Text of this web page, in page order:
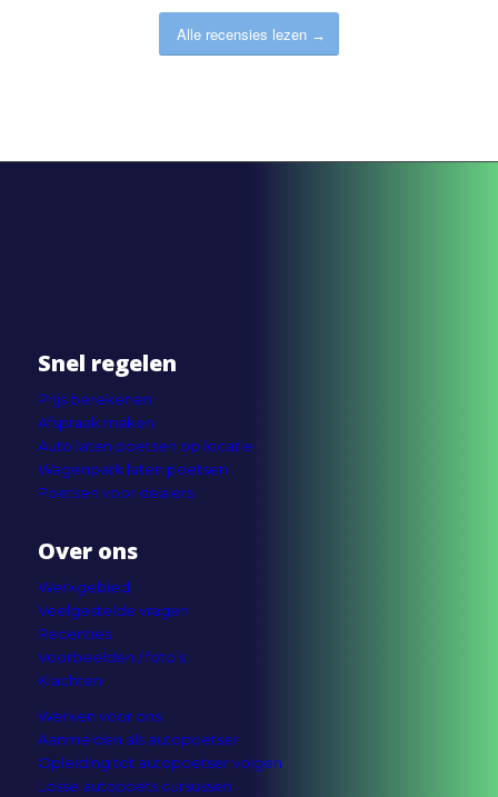
Alle recensies lezen
Snel regelen
Prijs berekenen
Afspraak maken
Auto laten poetsen op locatie
Wagenpark laten poetsen
Poetsen voor dealers
Over ons
Werkgebied
Veelgestelde vragen
Recenties
Voorbeelden / foto’s
Klachten
Werken voor ons
Aanmelden als autopoetser
Opleiding tot autopoetser volgen
Losse autopoets cursussen